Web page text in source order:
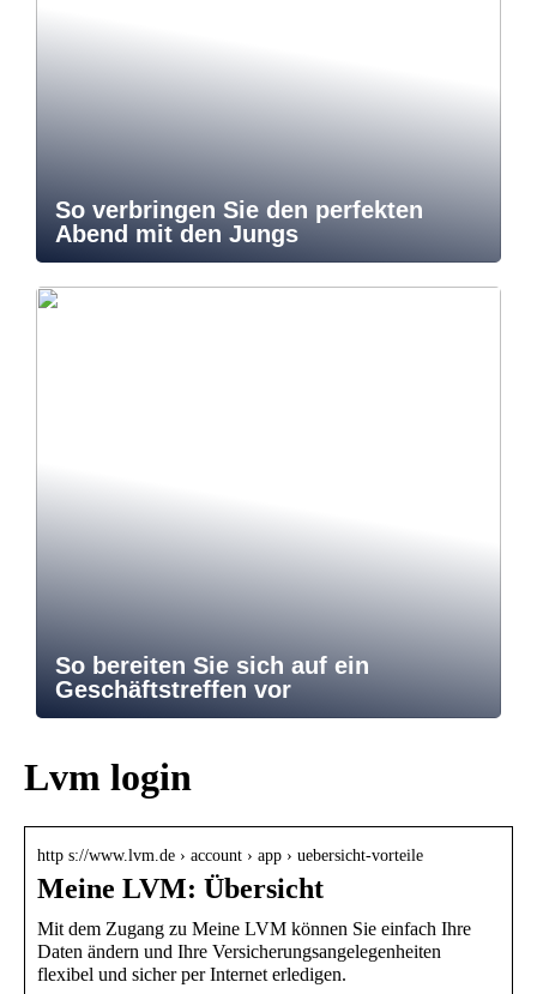
So verbringen Sie den perfekten
Abend mit den Jungs
So bereiten Sie sich auf ein
Geschäftstreffen vor
Lvm login
http s://www.lvm.de › account › app › uebersicht-vorteile
Meine LVM: Übersicht
Mit dem Zugang zu Meine LVM können Sie einfach Ihre
Daten ändern und Ihre Versicherungsangelegenheiten
flexibel und sicher per Internet erledigen.